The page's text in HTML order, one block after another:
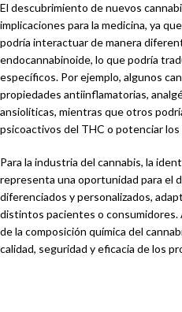
El descubrimiento de nuevos
implicaciones para la medicina, ya
podría interactuar de manera
endocannabinoide, lo que podría
específicos. Por ejemplo, algunos
propiedades antiinflamatorias,
ansiolíticas, mientras que otros
psicoactivos del THC o potenciar
Para la industria del cannabis, la
representa una oportunidad para el
diferenciados y personalizados,
distintos pacientes o consumidores.
de la composición química del
calidad, seguridad y eficacia de los